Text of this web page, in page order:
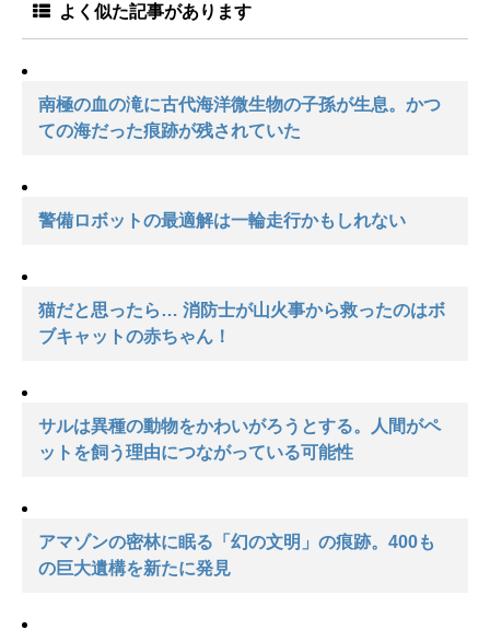
よく似た記事があります
南極の血の滝に古代海洋微生物の子孫が生息。かつ
ての海だった痕跡が残されていた
警備ロボットの最適解は一輪走行かもしれない
猫だと思ったら… 消防士が山火事から救ったのはボ
ブキャットの赤ちゃん！
サルは異種の動物をかわいがろうとする。人間がペ
ットを飼う理由につながっている可能性
アマゾンの密林に眠る「幻の文明」の痕跡。400も
の巨大遺構を新たに発見